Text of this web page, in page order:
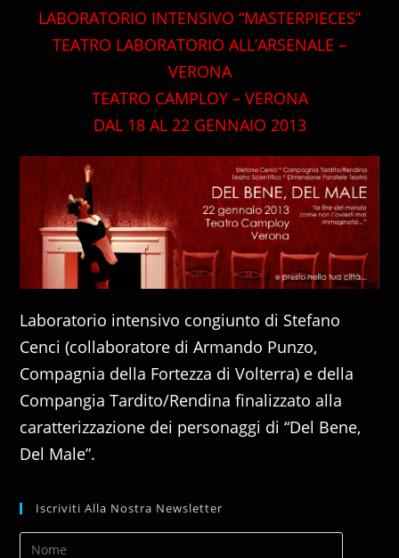
LABORATORIO INTENSIVO “MASTERPIECES”
TEATRO LABORATORIO ALL’ARSENALE –
VERONA
TEATRO CAMPLOY – VERONA
DAL 18 AL 22 GENNAIO 2013
Laboratorio intensivo congiunto di Stefano
Cenci (collaboratore di Armando Punzo,
Compagnia della Fortezza di Volterra) e della
Compangia Tardito/Rendina finalizzato alla
caratterizzazione dei personaggi di “Del Bene,
Del Male”.
Iscriviti Alla Nostra Newsletter